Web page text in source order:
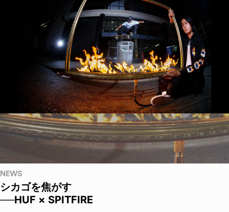
NEWS
シカゴを焦がす
──HUF × SPITFIRE